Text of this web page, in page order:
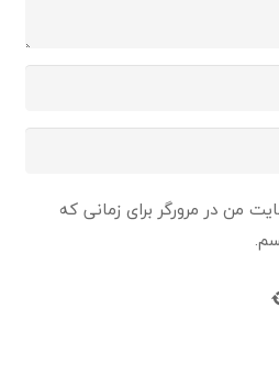
من در مرورگر برای زمانی که